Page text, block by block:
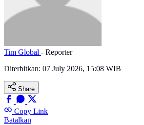
Tim Global - Reporter
Diterbitkan: 07 July 2026, 15:08 WIB
Share
Copy Link
Batalkan